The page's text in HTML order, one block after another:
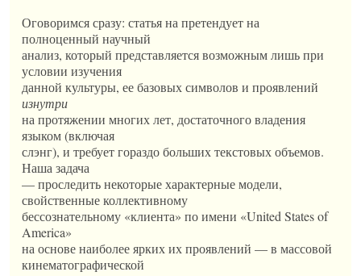
Оговоримся сразу: статья на претендует на
полноценный научный
анализ, который представляется возможным лишь при
условии изучения
данной культуры, ее базовых символов и проявлений
изнутри
на протяжении многих лет, достаточного владения
языком (включая
слэнг), и требует гораздо больших текстовых объемов.
Наша задача
— проследить некоторые характерные модели,
свойственные коллективному
бессознательному «клиента» по имени «United States of
America»
на основе наиболее ярких их проявлений — в массовой
кинематографической